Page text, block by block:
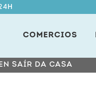
COMERCIOS
SAÍR DA CASA